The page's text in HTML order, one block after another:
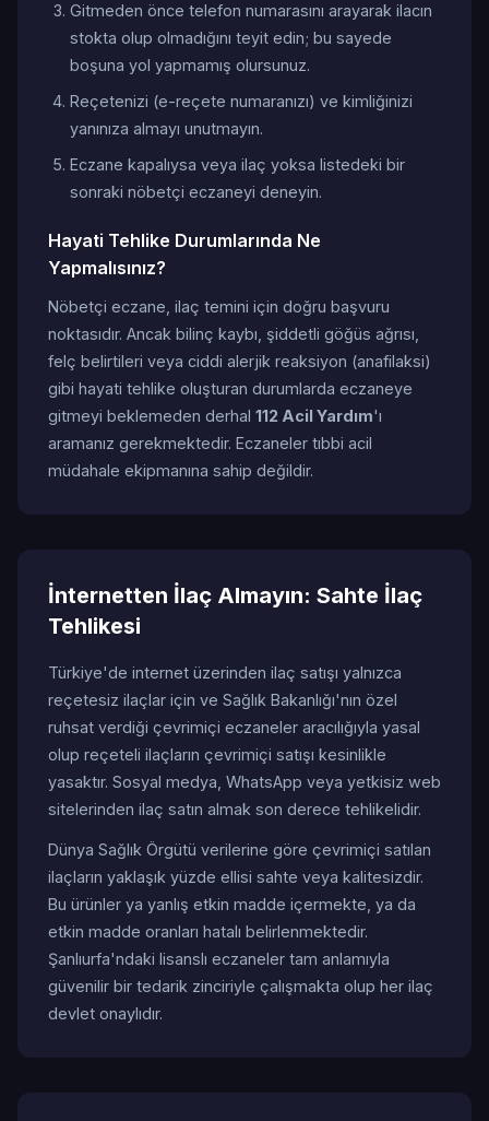
Gitmeden önce telefon numarasını arayarak ilacın
stokta olup olmadığını teyit edin; bu sayede
boşuna yol yapmamış olursunuz.
Reçetenizi (e-reçete numaranızı) ve kimliğinizi
yanınıza almayı unutmayın.
Eczane kapalıysa veya ilaç yoksa listedeki bir
sonraki nöbetçi eczaneyi deneyin.
Hayati Tehlike Durumlarında Ne
Yapmalısınız?
Nöbetçi eczane, ilaç temini için doğru başvuru
noktasıdır. Ancak bilinç kaybı, şiddetli göğüs ağrısı,
felç belirtileri veya ciddi alerjik reaksiyon (anafilaksi)
gibi hayati tehlike oluşturan durumlarda eczaneye
gitmeyi beklemeden derhal 112 Acil Yardım'ı
aramanız gerekmektedir. Eczaneler tıbbi acil
müdahale ekipmanına sahip değildir.
İnternetten İlaç Almayın: Sahte İlaç
Tehlikesi
Türkiye'de internet üzerinden ilaç satışı yalnızca
reçetesiz ilaçlar için ve Sağlık Bakanlığı'nın özel
ruhsat verdiği çevrimiçi eczaneler aracılığıyla yasal
olup reçeteli ilaçların çevrimiçi satışı kesinlikle
yasaktır. Sosyal medya, WhatsApp veya yetkisiz web
sitelerinden ilaç satın almak son derece tehlikelidir.
Dünya Sağlık Örgütü verilerine göre çevrimiçi satılan
ilaçların yaklaşık yüzde ellisi sahte veya kalitesizdir.
Bu ürünler ya yanlış etkin madde içermekte, ya da
etkin madde oranları hatalı belirlenmektedir.
Şanlıurfa'ndaki lisanslı eczaneler tam anlamıyla
güvenilir bir tedarik zinciriyle çalışmakta olup her ilaç
devlet onaylıdır.